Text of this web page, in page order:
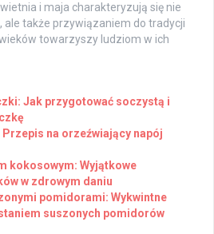
i maja charakteryzują się nie
ale także przywiązaniem do tradycji
towarzyszy ludziom w ich
Jak przygotować soczystą i
na orzeźwiający napój
kokosowym: Wyjątkowe
w zdrowym daniu
pomidorami: Wykwintne
suszonych pomidorów